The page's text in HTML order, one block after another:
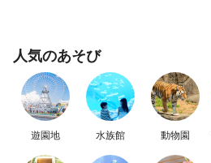
人気のあそび
遊園地 水族館 動物園